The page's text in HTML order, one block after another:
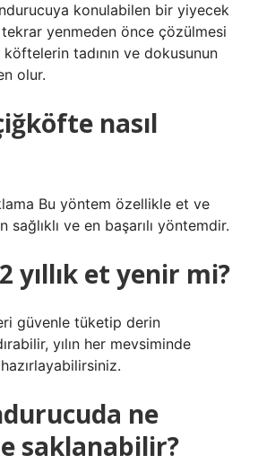
konulabilen bir yiyecek
tekrar yenmeden önce çözülmesi
tadının ve dokusunun
olur.
nasıl
Bu yöntem özellikle et ve
sağlıklı ve en başarılı yöntemdir.
yıllık et yenir mi?
güvenle tüketip derin
yılın her mevsiminde
ne
saklanabilir?